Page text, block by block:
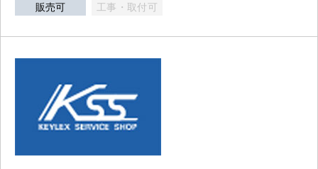
販売可 工事・取付可